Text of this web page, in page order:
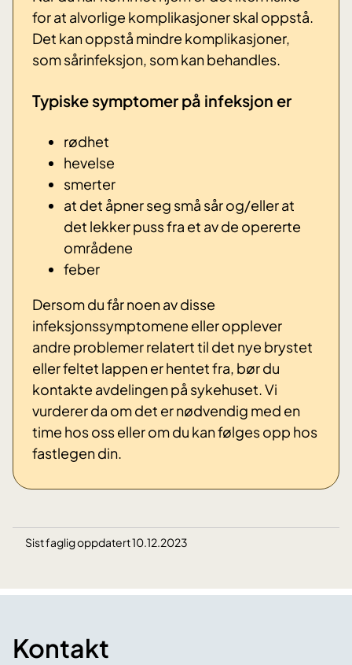
for at alvorlige komplikasjoner skal oppstå.
Det kan oppstå mindre komplikasjoner,
som sårinfeksjon, som kan behandles.
Typiske symptomer på infeksjon er
rødhet
hevelse
smerter
at det åpner seg små sår og/eller at
det lekker puss fra et av de opererte
områdene
feber
Dersom du får noen av disse
infeksjonssymptomene eller opplever
andre problemer relatert til det nye brystet
eller feltet lappen er hentet fra, bør du
kontakte avdelingen på sykehuset. Vi
vurderer da om det er nødvendig med en
time hos oss eller om du kan følges opp hos
fastlegen din.
Sist faglig oppdatert 10.12.2023
Kontakt